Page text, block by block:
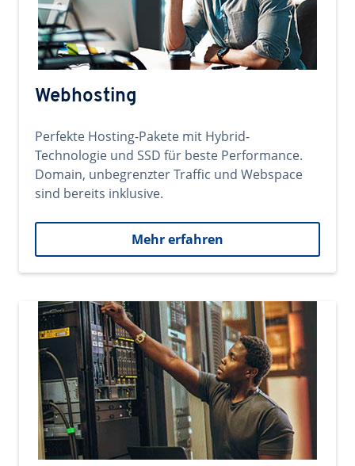
Webhosting
Perfekte Hosting-Pakete mit Hybrid-
Technologie und SSD für beste Performance.
Domain, unbegrenzter Traffic und Webspace
sind bereits inklusive.
Mehr erfahren